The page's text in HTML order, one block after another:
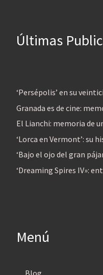
Últimas
‘Persépolis’ en su
Granada es de cine:
El Lianchi: memoria de
‘Lorca en Vermont’: su
‘Bajo el ojo del gran
‘Dreaming Spires IV»:
Menú
Blog